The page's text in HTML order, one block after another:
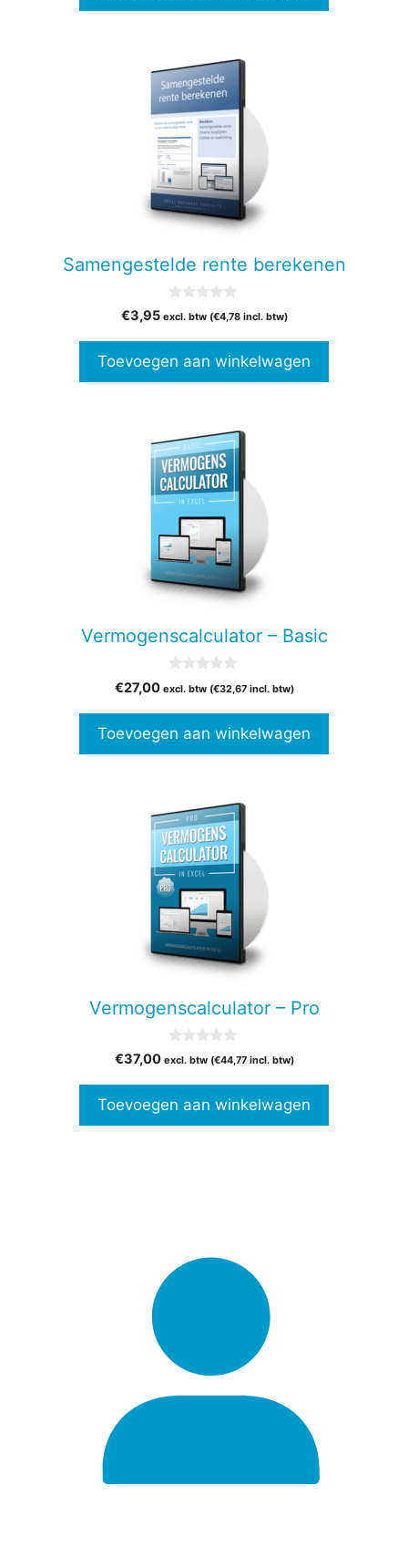
Samengestelde rente berekenen
v
5
€3,95 excl. btw (€4,78incl. btw)
Toevoegen aan winkelwagen
Vermogenscalculator – Basic
v
5
€27,00 excl. btw (€32,67incl. btw)
Toevoegen aan winkelwagen
Vermogenscalculator – Pro
v
5
€37,00 excl. btw (€44,77incl. btw)
Toevoegen aan winkelwagen